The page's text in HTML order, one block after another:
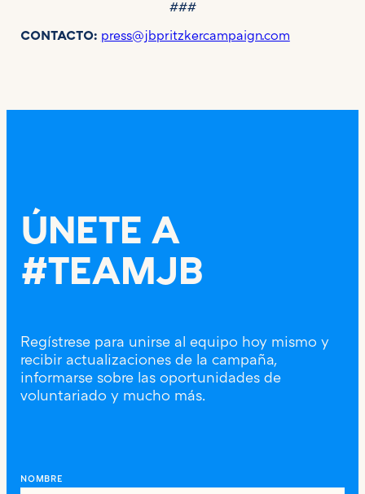
###
CONTACTO: press@jbpritzkercampaign.com
ÚNETE A
#TEAMJB
Regístrese para unirse al equipo hoy mismo y
recibir actualizaciones de la campaña,
informarse sobre las oportunidades de
voluntariado y mucho más.
NOMBRE